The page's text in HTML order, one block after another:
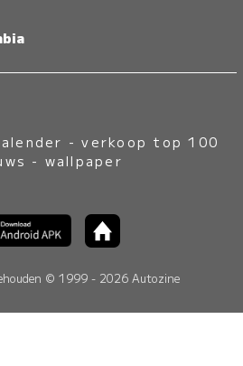
-verkoop top 100
- wallpaper
© 1999 - 2026 Autozine